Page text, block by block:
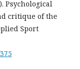
Psychological
critique of the
Sport